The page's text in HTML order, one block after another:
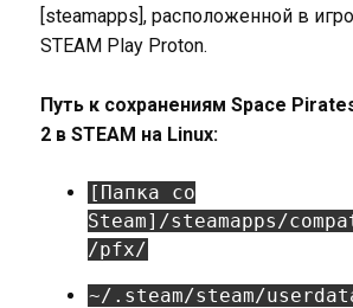
[steamapps], расположенной в
STEAM Play Proton.
Путь к сохранениям Space
2 в STEAM на Linux:
[Папка со
Steam]/steamapps/
/pfx/
~/.steam/steam/